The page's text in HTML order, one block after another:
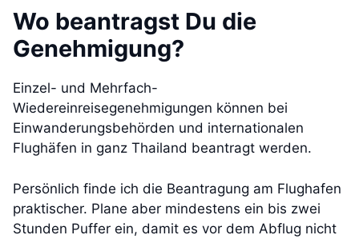
Wo beantragst Du die
Genehmigung?
Einzel- und Mehrfach-
Wiedereinreisegenehmigungen können bei
Einwanderungsbehörden und internationalen
Flughäfen in ganz Thailand beantragt werden.
Persönlich finde ich die Beantragung am Flughafen
praktischer. Plane aber mindestens ein bis zwei
Stunden Puffer ein, damit es vor dem Abflug nicht